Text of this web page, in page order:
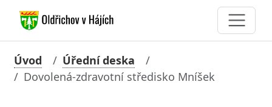
Úvod
Úřední deska
Dovolená-zdravotní středisko Mníšek